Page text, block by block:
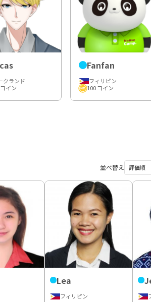
クランド
イン
Fanfan
フィリピン
100 コイン
並べ替え
Lea
フィリピン